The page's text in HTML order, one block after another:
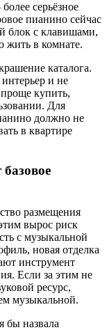
серьёзное
пианино сейчас
блок с клавишами,
жить в комнате.
каталога.
и не
купить,
Для
должно не
в квартире
размещения
вырос риск
с музыкальной
новая отделка
инструмент
Если за этим не
ресурс,
музыкальной.
бы назвала